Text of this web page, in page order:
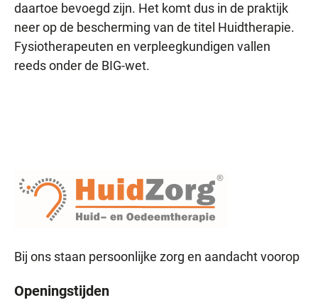
daartoe bevoegd zijn. Het komt dus in de praktijk
neer op de bescherming van de titel Huidtherapie.
Fysiotherapeuten en verpleegkundigen vallen
reeds onder de BIG-wet.
Bij ons staan persoonlijke zorg en aandacht voorop
Openingstijden